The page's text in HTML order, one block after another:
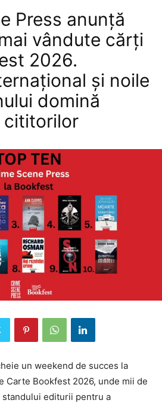
Press anunță
vândute cărți
2026.
și noile
domină
cititorilor
un weekend de succes la
Carte Bookfest 2026, unde mii de
editurii pentru a